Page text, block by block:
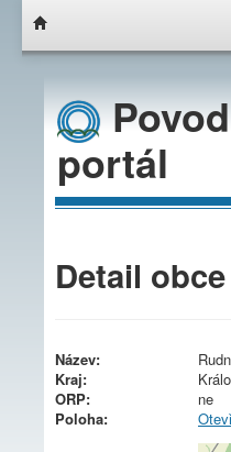
portál
Detail obce
Název:
Kraj:
ORP:
ne
Poloha: